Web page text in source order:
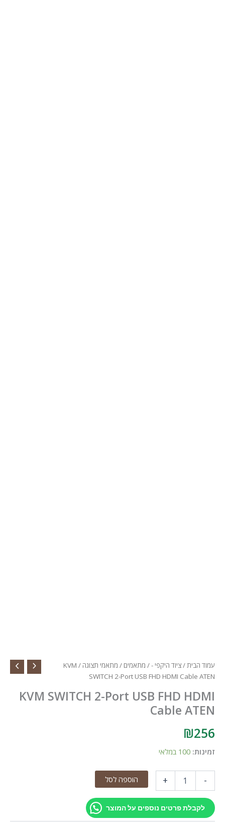
עמוד הבית/ציוד היקפי -/ מתאמים / מתאמי תצוגה
/ KVM
SWITCH 2-Port USB FHD HDMI Cable ATEN
KVM SWITCH 2-Port USB FHD HDMI
Cable ATEN
₪256
זמינות: 100 במלאי
-
SWITCH
2-
+ הוספה לסל
לקבלת פרטים נוספים על המוצר